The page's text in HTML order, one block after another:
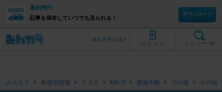
記事を保存していつでも見られる！
ダウンロード
メニュー
ログイン
みんカラとは？
みんカラ 車種別情報 トヨタ MR-S 整備手帳 その他 その他